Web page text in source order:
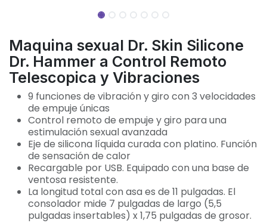
Maquina sexual Dr. Skin Silicone
Dr. Hammer a Control Remoto
Telescopica y Vibraciones
9 funciones de vibración y giro con 3 velocidades
de empuje únicas
Control remoto de empuje y giro para una
estimulación sexual avanzada
Eje de silicona líquida curada con platino. Función
de sensación de calor
Recargable por USB. Equipado con una base de
ventosa resistente.
La longitud total con asa es de 11 pulgadas. El
consolador mide 7 pulgadas de largo (5,5
pulgadas insertables) x 1,75 pulgadas de grosor.